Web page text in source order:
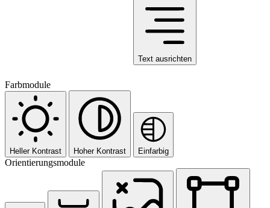
Text ausrichten
Farbmodule
Heller Kontrast Hoher Kontrast Einfarbig
Orientierungsmodule